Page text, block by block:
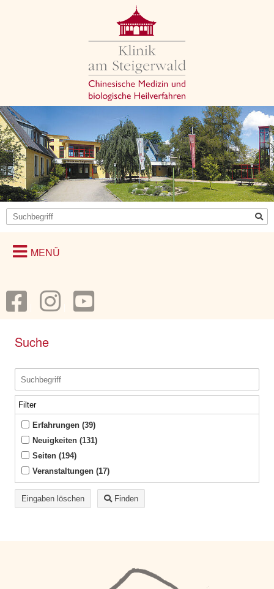
Suche
Filter
Erfahrungen (39)
Neuigkeiten (131)
Seiten (194)
Veranstaltungen (17)
Eingaben löschen Finden